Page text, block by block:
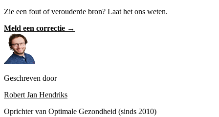
Zie een fout of verouderde bron? Laat het ons weten.
Meld een correctie →
Geschreven door
Robert Jan Hendriks
Oprichter van Optimale Gezondheid (sinds 2010)